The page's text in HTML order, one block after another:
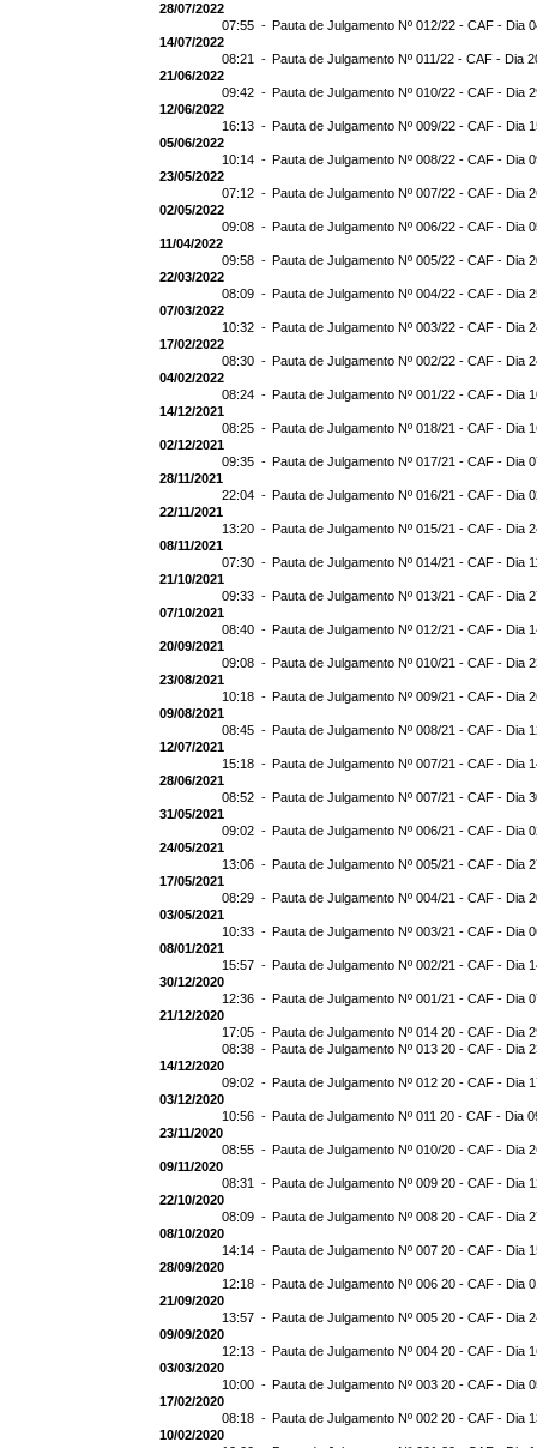
28/07/2022
07:55 - Pauta de Julgamento Nº 012/22 - CAF - Dia
14/07/2022
08:21 - Pauta de Julgamento Nº 011/22 - CAF - Dia
21/06/2022
09:42 - Pauta de Julgamento Nº 010/22 - CAF - Dia
12/06/2022
16:13 - Pauta de Julgamento Nº 009/22 - CAF - Dia
05/06/2022
10:14 - Pauta de Julgamento Nº 008/22 - CAF - Dia
23/05/2022
07:12 - Pauta de Julgamento Nº 007/22 - CAF - Dia
02/05/2022
09:08 - Pauta de Julgamento Nº 006/22 - CAF - Dia
11/04/2022
09:58 - Pauta de Julgamento Nº 005/22 - CAF - Dia
22/03/2022
08:09 - Pauta de Julgamento Nº 004/22 - CAF - Dia
07/03/2022
10:32 - Pauta de Julgamento Nº 003/22 - CAF - Dia
17/02/2022
08:30 - Pauta de Julgamento Nº 002/22 - CAF - Dia
04/02/2022
08:24 - Pauta de Julgamento Nº 001/22 - CAF - Dia
14/12/2021
08:25 - Pauta de Julgamento Nº 018/21 - CAF - Dia
02/12/2021
09:35 - Pauta de Julgamento Nº 017/21 - CAF - Dia
28/11/2021
22:04 - Pauta de Julgamento Nº 016/21 - CAF - Dia
22/11/2021
13:20 - Pauta de Julgamento Nº 015/21 - CAF - Dia
08/11/2021
07:30 - Pauta de Julgamento Nº 014/21 - CAF - Dia
21/10/2021
09:33 - Pauta de Julgamento Nº 013/21 - CAF - Dia
07/10/2021
08:40 - Pauta de Julgamento Nº 012/21 - CAF - Dia
20/09/2021
09:08 - Pauta de Julgamento Nº 010/21 - CAF - Dia
23/08/2021
10:18 - Pauta de Julgamento Nº 009/21 - CAF - Dia
09/08/2021
08:45 - Pauta de Julgamento Nº 008/21 - CAF - Dia
12/07/2021
15:18 - Pauta de Julgamento Nº 007/21 - CAF - Dia
28/06/2021
08:52 - Pauta de Julgamento Nº 007/21 - CAF - Dia
31/05/2021
09:02 - Pauta de Julgamento Nº 006/21 - CAF - Dia
24/05/2021
13:06 - Pauta de Julgamento Nº 005/21 - CAF - Dia
17/05/2021
08:29 - Pauta de Julgamento Nº 004/21 - CAF - Dia
03/05/2021
10:33 - Pauta de Julgamento Nº 003/21 - CAF - Dia
08/01/2021
15:57 - Pauta de Julgamento Nº 002/21 - CAF - Dia
30/12/2020
12:36 - Pauta de Julgamento Nº 001/21 - CAF - Dia
21/12/2020
17:05 - Pauta de Julgamento Nº 014 20 - CAF - Dia
08:38 - Pauta de Julgamento Nº 013 20 - CAF - Dia
14/12/2020
09:02 - Pauta de Julgamento Nº 012 20 - CAF - Dia
03/12/2020
10:56 - Pauta de Julgamento Nº 011 20 - CAF - Dia
23/11/2020
08:55 - Pauta de Julgamento Nº 010/20 - CAF - Dia
09/11/2020
08:31 - Pauta de Julgamento Nº 009 20 - CAF - Dia
22/10/2020
08:09 - Pauta de Julgamento Nº 008 20 - CAF - Dia
08/10/2020
14:14 - Pauta de Julgamento Nº 007 20 - CAF - Dia
28/09/2020
12:18 - Pauta de Julgamento Nº 006 20 - CAF - Dia
21/09/2020
13:57 - Pauta de Julgamento Nº 005 20 - CAF - Dia
09/09/2020
12:13 - Pauta de Julgamento Nº 004 20 - CAF - Dia
03/03/2020
10:00 - Pauta de Julgamento Nº 003 20 - CAF - Dia
17/02/2020
08:18 - Pauta de Julgamento Nº 002 20 - CAF - Dia
10/02/2020